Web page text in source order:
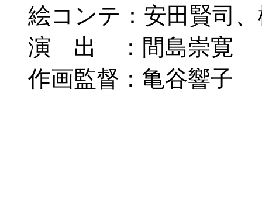
絵コンテ：安田賢司
演 出 ：間島崇寛
作画監督：亀谷響子